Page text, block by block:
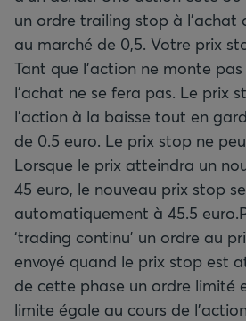
un ordre trailing stop à l’achat
au marché de 0,5. Votre prix
Tant que l'action ne monte pas
l’achat ne se fera pas. Le prix
l’action à la baisse tout en
de 0.5 euro. Le prix stop ne
Lorsque le prix atteindra un
45 euro, le nouveau prix stop
automatiquement à 45.5
‘trading continu’ un ordre au
envoyé quand le prix stop est
de cette phase un ordre limité
limite égale au cours de